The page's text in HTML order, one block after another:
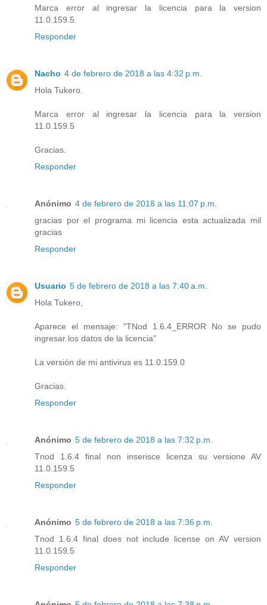
Marca error al ingresar la licencia para la version
11.0.159.5
Responder
Nacho 4 de febrero de 2018 a las 4:32 p.m.
Hola Tukero.
Marca error al ingresar la licencia para la version
11.0.159.5
Gracias.
Responder
Anónimo 4 de febrero de 2018 a las 11:07 p.m.
gracias por el programa mi licencia esta actualizada mil
gracias
Responder
Usuario 5 de febrero de 2018 a las 7:40 a.m.
Hola Tukero,
Aparece el mensaje: "TNod 1.6.4_ERROR No se pudo
ingresar los datos de la licencia"
La versión de mi antivirus es 11.0.159.0
Gracias.
Responder
Anónimo 5 de febrero de 2018 a las 7:32 p.m.
Tnod 1.6.4 final non inserisce licenza su versione AV
11.0.159.5
Responder
Anónimo 5 de febrero de 2018 a las 7:36 p.m.
Tnod 1.6.4 final does not include license on AV version
11.0.159.5
Responder